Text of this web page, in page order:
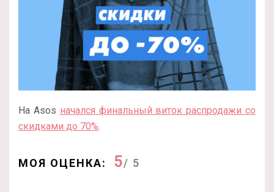
На Asos начался финальный виток распродажи со
скидками до 70%.
МОЯ ОЦЕНКА: 5/ 5